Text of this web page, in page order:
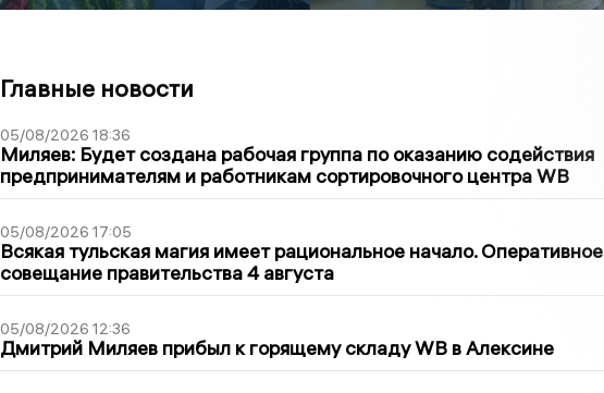
Главные новости
05/08/2026 18:36
Миляев: Будет создана рабочая группа по оказанию содействия
предпринимателям и работникам сортировочного центра WB
05/08/2026 17:05
Всякая тульская магия имеет рациональное начало. Оперативное
совещание правительства 4 августа
05/08/2026 12:36
Дмитрий Миляев прибыл к горящему складу WB в Алексине